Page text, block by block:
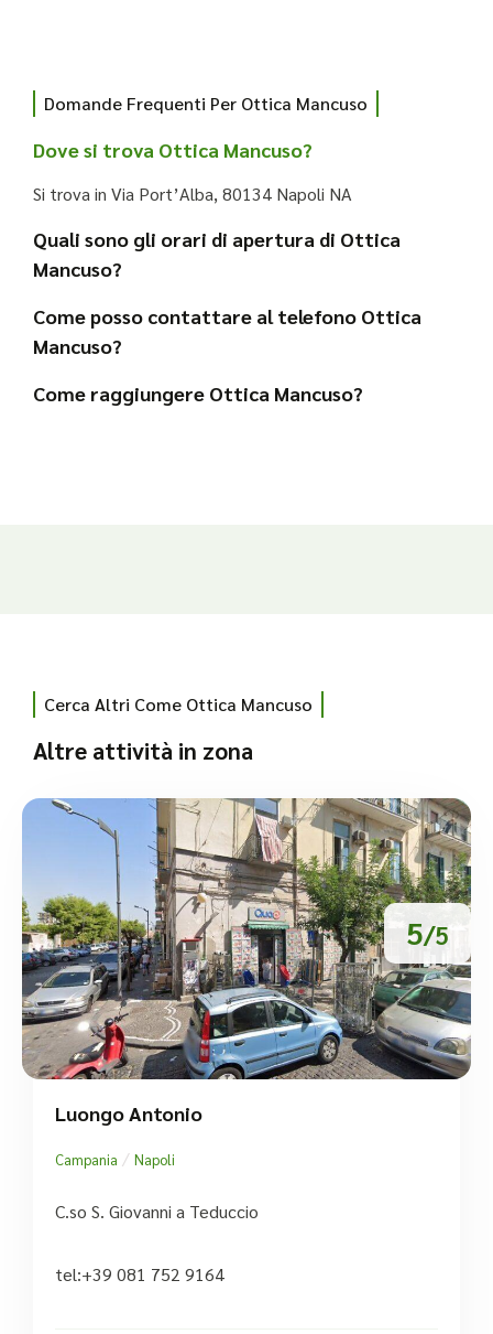
Domande Frequenti Per Ottica Mancuso
Dove si trova Ottica Mancuso?
Si trova in Via Port’Alba, 80134 Napoli NA
Quali sono gli orari di apertura di Ottica
Mancuso?
Come posso contattare al telefono Ottica
Mancuso?
Come raggiungere Ottica Mancuso?
Cerca Altri Come Ottica Mancuso
Altre attività in zona
5/5
Luongo Antonio
Campania / Napoli
C.so S. Giovanni a Teduccio
tel:+39 081 752 9164